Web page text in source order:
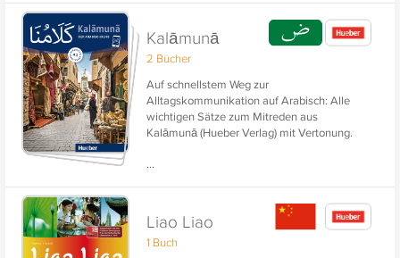
nächste Kursstunde und den Wortschatz-
Aufbau Schwedisch. Sie sind als Ergänzung
zum Lernen mit dem Buch konzipiert.
Kalāmunā
2 Bücher
Auf schnellstem Weg zur
Alltagskommunikation auf Arabisch: Alle
wichtigen Sätze zum Mitreden aus
Kalāmunā (Hueber Verlag) mit Vertonung.
...
Liao Liao
1 Buch